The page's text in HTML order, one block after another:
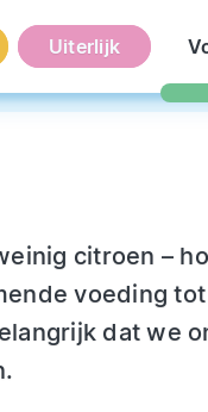
Uiterlijk
citroen –
voeding
dat we